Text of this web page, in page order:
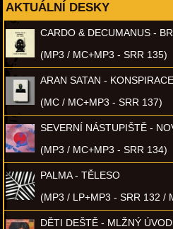
AKTUÁLNÍ DESKY
CARDO & DECUMANUS -
(MP3 / MC+MP3 - SRR 135)
ARAN SATAN - KONSPIRACE
(MC / MC+MP3 - SRR 137)
SEVERNÍ NÁSTUPIŠTĚ -
(MP3 / MC+MP3 - SRR 134)
PALMA - TĚLESO
(MP3 / LP+MP3 - SRR 132 /
DĚTI DEŠTĚ - MLŽNÝ